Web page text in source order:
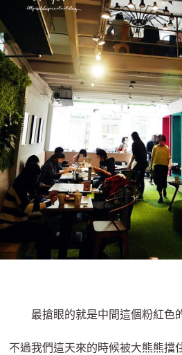
最搶眼的就是中間這個粉紅色
不過我們這天來的時候被大熊熊擋